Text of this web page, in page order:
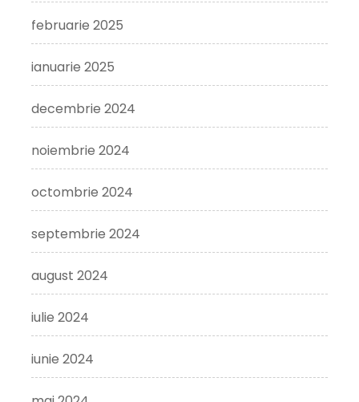
februarie 2025
ianuarie 2025
decembrie 2024
noiembrie 2024
octombrie 2024
septembrie 2024
august 2024
iulie 2024
iunie 2024